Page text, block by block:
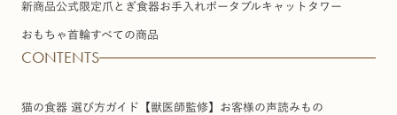
新商品公式限定爪とぎ食器お手入れポータブル キャットタワー
おもちゃ首輪すべての商品
CONTENTS
猫の食器 選び方ガイド【獣医師監修】 お客様の声読みもの